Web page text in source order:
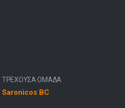
ΤΡΕΧΟΥΣΑ ΟΜΑΔΑ
Saronicos BC